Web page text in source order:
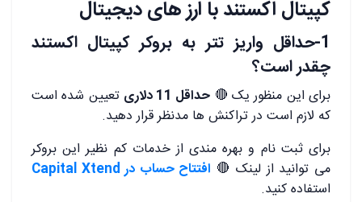
کپیتال اکستند با ارز های دیجیتال
1-حداقل واریز تتر به بروکر کپیتال اکستند
چقدر است؟
برای این منظور یک 🔴 حداقل 11 دلاری
تعیین شده است
که لازم است در تراکنش ها مدنظر قرار دهید.
برای ثبت نام و بهره مندی از خدمات کم نظیر این بروکر
می توانید از لینک 🔴 افتتاح حساب در Capital Xtend
استفاده کنید.